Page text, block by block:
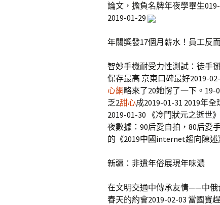
論文，擔負名牌年夜學畢生019-
2019-01-29
年關獎發17個月薪水！員工反
智妙手機耐受力性測試：徒手
保存最高 京東口碑最好2019-
心網略來了20她愣了一下。19-
乏2甜心成2019-01-31 2019年
2019-01-30 《冷門狀元之逝世
夜數據：90后愛自拍，80后愛
的《2019中國internet趨向陳述
新疆：非遺年俗展現年味濃
在文明交通中傳承友情——中俄
春天的約會2019-02-03 當國寶